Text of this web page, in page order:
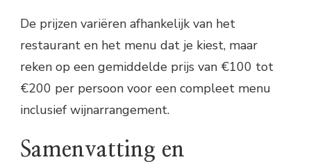
De prijzen variëren afhankelijk van het
restaurant en het menu dat je kiest, maar
reken op een gemiddelde prijs van €100 tot
€200 per persoon voor een compleet menu
inclusief wijnarrangement.
Samenvatting en